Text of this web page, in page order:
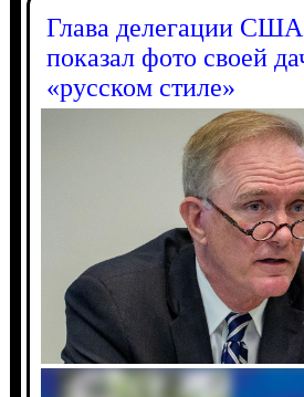
Глава делегации
показал фото своей
«русском стиле»